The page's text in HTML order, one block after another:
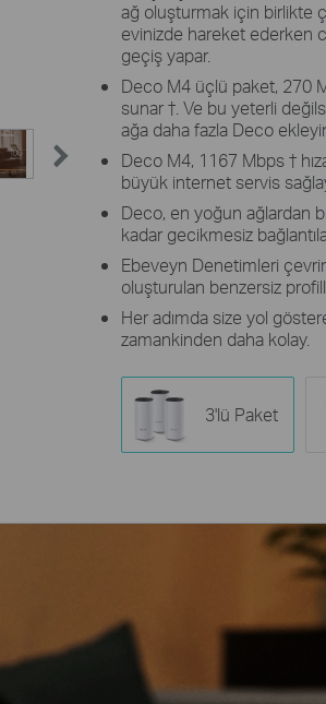
ağ oluşturmak için birlikte
evinizde hareket ederken
geçiş yapar.
Deco M4 üçlü paket, 270
sunar† . Ve bu yeterli
ağa daha fazla Deco
Deco M4, 1167 Mbps†
büyük internet servis
Deco, en yoğun ağlardan
kadar gecikmesiz
Ebeveyn Denetimleri
oluşturulan benzersiz
Her adımda size yol
zamankinden daha kolay.
3'lü Paket